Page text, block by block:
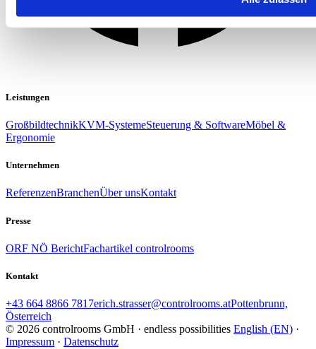
Leistungen
GroßbildtechnikKVM-SystemeSteuerung & SoftwareMöbel &
Ergonomie
Unternehmen
ReferenzenBranchenÜber unsKontakt
Presse
ORF NÖ BerichtFachartikel controlrooms
Kontakt
+43 664 8866 7817erich.strasser@controlrooms.atPottenbrunn,
Österreich
© 2026 controlrooms GmbH · endless possibilities English (EN) ·
Impressum · Datenschutz